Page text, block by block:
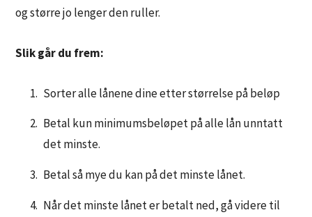
og større jo lenger den ruller.
Slik går du frem:
Sorter alle lånene dine etter størrelse på beløp
Betal kun minimumsbeløpet på alle lån unntatt
det minste.
Betal så mye du kan på det minste lånet.
Når det minste lånet er betalt ned, gå videre til